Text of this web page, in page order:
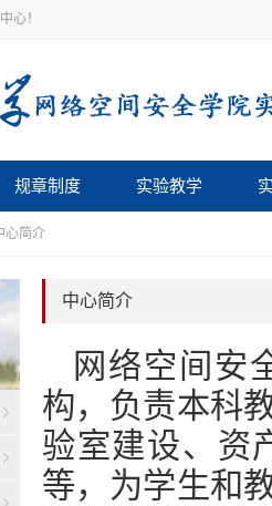
心！
规章制度 实验教学
心简介
中心简介
网络空间安
构，负责本科
验室建设、资
等，为学生和